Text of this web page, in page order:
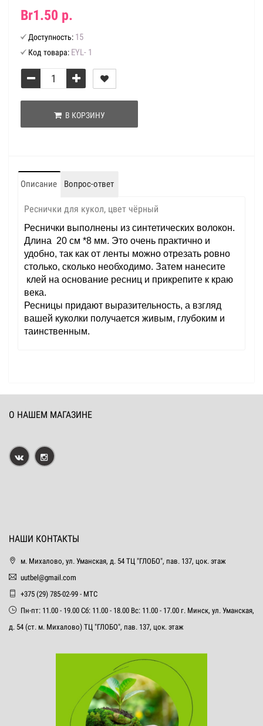
Br1.50 р.
Доступность: 15
Код товара: EYL- 1
В КОРЗИНУ
Описание Вопрос-ответ
Реснички для кукол, цвет чёрный
Реснички выполнены из синтетических волокон.
Длина 20 см *8 мм. Это очень практично и
удобно, так как от ленты можно отрезать ровно
столько, сколько необходимо. Затем нанесите
клей на основание ресниц и прикрепите к краю
века.
Ресницы придают выразительность, а взгляд
вашей куколки получается живым, глубоким и
таинственным.
О НАШЕМ МАГАЗИНЕ
НАШИ КОНТАКТЫ
м. Михалово, ул. Уманская, д. 54 ТЦ "ГЛОБО", пав. 137, цок. этаж
uutbel@gmail.com
+375 (29) 785-02-99 - МТС
Пн-пт: 11.00 - 19.00 Сб: 11.00 - 18.00 Вс: 11.00 - 17.00 г. Минск, ул. Уманская,
д. 54 (ст. м. Михалово) ТЦ "ГЛОБО", пав. 137, цок. этаж